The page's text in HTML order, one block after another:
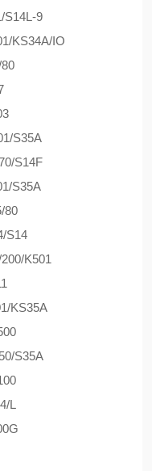
S14L-9
KS34A/IO
S35A
S14F
S35A
80
S14
K501
KS35A
S35A
L